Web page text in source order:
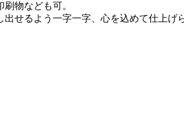
物なども可。
せるよう一字一字、心を込めて仕上げ